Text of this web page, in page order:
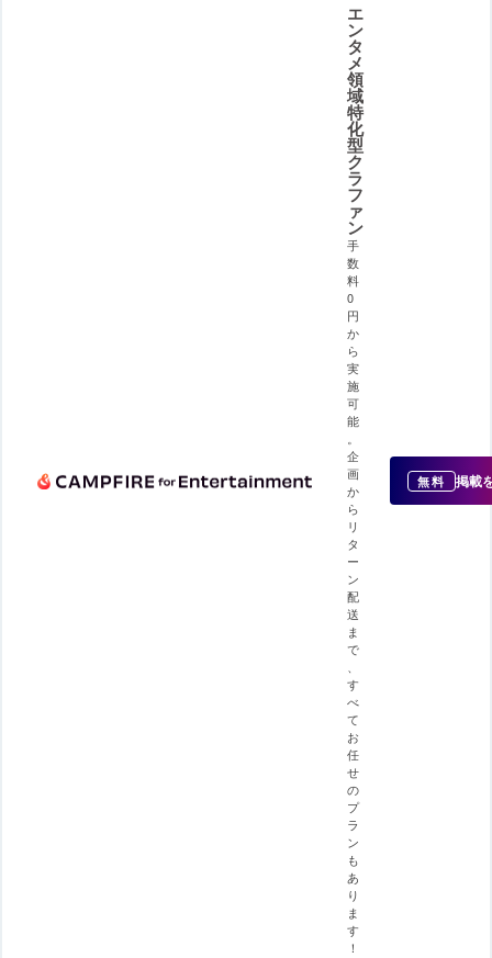
エ
ン
タ
メ
領
域
特
化
型
ク
ラ
フ
ァ
ン
手
数
料
0
円
か
ら
実
施
可
能
。
企
画
か
ら
リ
タ
ー
ン
配
送
ま
で
、
す
べ
て
お
任
せ
の
プ
ラ
ン
も
あ
り
ま
す
！
無料 掲載